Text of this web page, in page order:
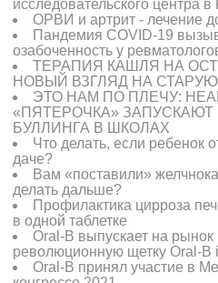
исследовательского центра
ОРВИ и артрит - лечение
Пандемия COVID-19
озабоченность у
ТЕРАПИЯ КАШЛЯ НА
НОВЫЙ ВЗГЛЯД НА
ЭТО НАМ ПО ПЛЕЧУ:
«ПЯТЕРОЧКА»
БУЛЛИНГА В ШКОЛАХ
Что делать, если ребенок
даче?
Вам «поставили»
делать дальше?
Профилактика цирроза
в одной таблетке
Oral-B выпускает на
революционную щетку Oral-B
Oral-B принял участие в